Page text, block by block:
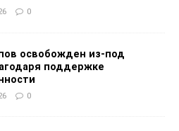
0
освобожден из-под
поддержке
0